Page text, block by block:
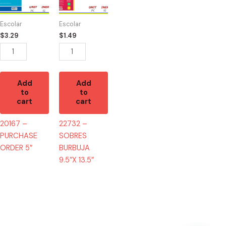
Escolar
$3.29
ORDER
5"
quantity
Add
to
cart
20167 –
PURCHASE
ORDER 5″
Escolar
$1.49
BURBUJA
9.5"X
13.5"
quantity
Add
to
cart
22732 –
SOBRES
BURBUJA
9.5″X 13.5″